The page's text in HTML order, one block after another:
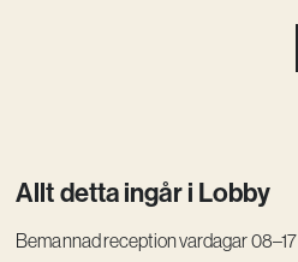
Allt detta ingår i Lobby
Bemannad reception vardagar 08–17